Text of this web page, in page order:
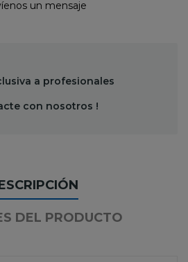
un mensaje
a profesionales
con nosotros !
DEL PRODUCTO